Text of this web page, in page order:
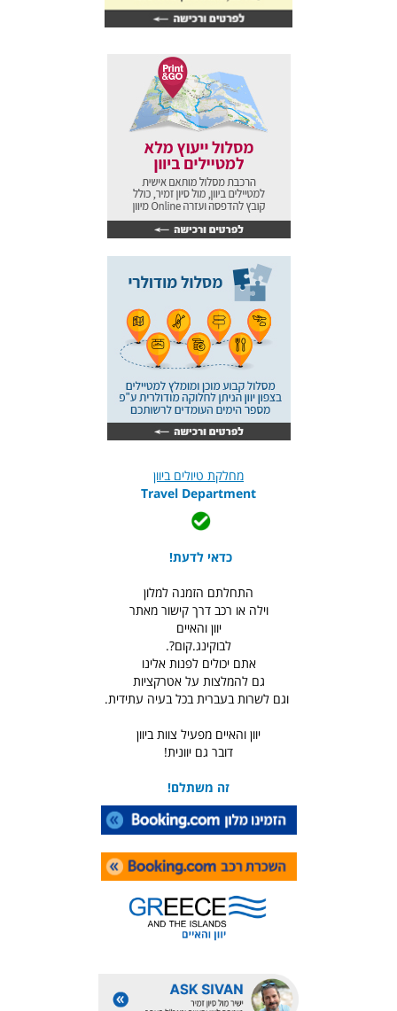
מחלקת טיולים ביוון
Travel Department
כדאי לדעת!
התחלתם הזמנה למלון
וילה או רכב דרך קישור מאתר
יוון והאיים
לבוקינג.קום?.
אתם יכולים לפנות אלינו
גם להמלצות על אטרקציות
וגם לשרות בעברית בכל בעיה עתידית.
יוון והאיים מפעיל צוות ביוון
דובר גם יוונית!
זה משתלם!